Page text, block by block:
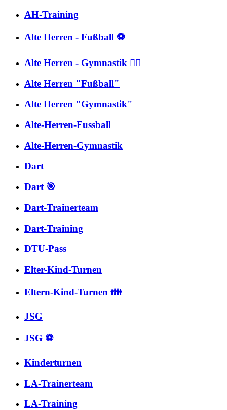
AH-Training
Alte Herren - Fußball ⚽
Alte Herren - Gymnastik 🤸‍♂️
Alte Herren "Fußball"
Alte Herren "Gymnastik"
Alte-Herren-Fussball
Alte-Herren-Gymnastik
Dart
Dart 🎯
Dart-Trainerteam
Dart-Training
DTU-Pass
Elter-Kind-Turnen
Eltern-Kind-Turnen 👪
JSG
JSG ⚽
Kinderturnen
LA-Trainerteam
LA-Training